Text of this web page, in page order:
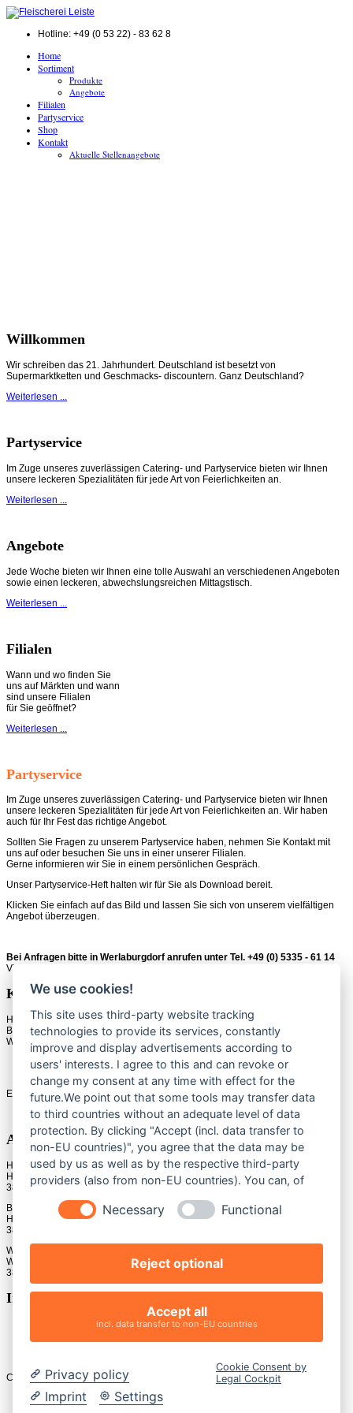
Hotline: +49 (0 53 22) - 83 62 8
Home
Sortiment
Produkte
Angebote
Filialen
Partyservice
Shop
Kontakt
Aktuelle Stellenangebote
Willkommen
Wir schreiben das 21. Jahrhundert. Deutschland ist besetzt von
Supermarktketten und Geschmacks- discountern. Ganz Deutschland?
Weiterlesen ...
Partyservice
Im Zuge unseres zuverlässigen Catering- und Partyservice bieten wir Ihnen
unsere leckeren Spezialitäten für jede Art von Feierlichkeiten an.
Weiterlesen ...
Angebote
Jede Woche bieten wir Ihnen eine tolle Auswahl an verschiedenen Angeboten
sowie einen leckeren, abwechslungsreichen Mittagstisch.
Weiterlesen ...
Filialen
Wann und wo finden Sie
uns auf Märkten und wann
sind unsere Filialen
für Sie geöffnet?
Weiterlesen ...
Partyservice
Im Zuge unseres zuverlässigen Catering- und Partyservice bieten wir Ihnen
unsere leckeren Spezialitäten für jede Art von Feierlichkeiten an. Wir haben
auch für Ihr Fest das richtige Angebot.
Sollten Sie Fragen zu unserem Partyservice haben, nehmen Sie Kontakt mit
uns auf oder besuchen Sie uns in einer unserer Filialen.
Gerne informieren wir Sie in einem persönlichen Gespräch.
Unser Partyservice-Heft halten wir für Sie als Download bereit.
Klicken Sie einfach auf das Bild und lassen Sie sich von unserem vielfältigen
Angebot überzeugen.
Bei Anfragen bitte in Werlaburgdorf anrufen unter Tel. +49 (0) 5335 - 61 14
Vielen Dank!
Kontakt
Hauptgeschäft +49 (0) 5322 - 8 36 28
Bad Harzburg +49 (0) 5322 - 5 02 56
Werlaburgdorf +49 (0) 5335 - 61 14
E-mail: leistehelbiggmbh@gmail.com
Anfahrt
Hauptgeschäft
Hauptstr. 7
38667 Bad Harzburg
Bad Harzburg
Herzog-Wilhelm-Str. 63
38667 Bad Harzburg
Werlaburgdorf
Westendorf 3
38315 Werlaburgdorf
Impressionen
Copyright © 2026 Fleischerei Leiste
Impressum
We use cookies!
This site uses third-party website tracking
technologies to provide its services, constantly
improve and display advertisements according to
users' interests. I agree to this and can revoke or
change my consent at any time with effect for the
future.We point out that some tools may transfer data
to third countries without an adequate level of data
protection. By clicking "Accept (incl. data transfer to
non-EU countries)", you agree that the data may be
used by us as well as by the respective third-party
providers (also from non-EU countries). You can, of
Necessary Functional
Reject optional
Accept all
incl. data transfer to non-EU countries
Privacy policy
Imprint
Settings
Cookie Consent by
Legal Cockpit